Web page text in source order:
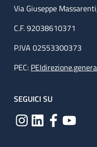
Via Giuseppe
C.F. 92038610371
P.IVA 02553300373
PEC:
SEGUICI SU